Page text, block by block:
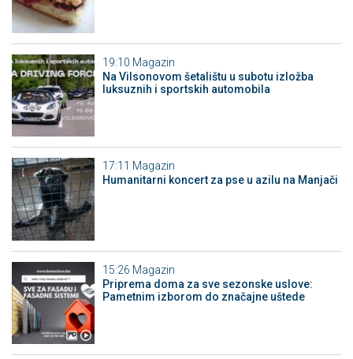
19:10 Magazin
Na Vilsonovom šetalištu u subotu izložba
luksuznih i sportskih automobila
17:11 Magazin
Humanitarni koncert za pse u azilu na Manjači
15:26 Magazin
Priprema doma za sve sezonske uslove:
Pametnim izborom do značajne uštede